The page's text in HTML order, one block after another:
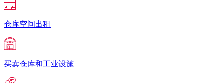
仓库空间出租
买卖仓库和工业设施